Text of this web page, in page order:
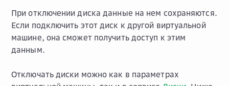
При отключении диска данные на нем сохраняются.
Если подключить этот диск к другой виртуальной
машине, она сможет получить доступ к этим
данным.
Отключать диски можно как в параметрах